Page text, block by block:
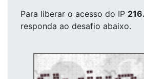
Para liberar o acesso do IP
responda ao desafio abaixo.